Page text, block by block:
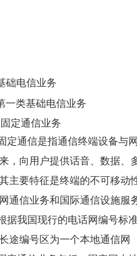
础电信业务
一类基础电信业务
固定通信业务
定通信是指通信终端设备与
，向用户提供话音、数据、
主要特征是终端的不可移动
通信业务和国际通信设施服
据我国现行的电话网编号标
途编号区为一个本地通信网